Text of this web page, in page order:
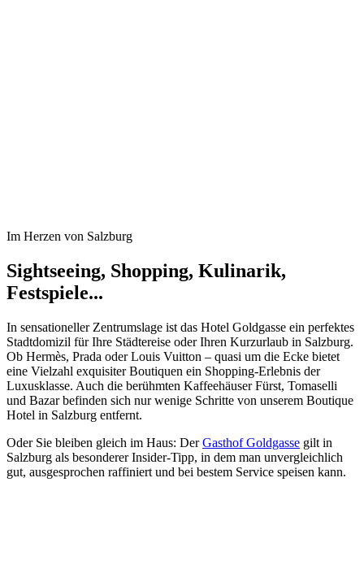
Im Herzen von Salzburg
Sightseeing, Shopping, Kulinarik,
Festspiele...
In sensationeller Zentrumslage ist das Hotel Goldgasse ein perfektes
Stadtdomizil für Ihre Städtereise oder Ihren Kurzurlaub in Salzburg.
Ob Hermès, Prada oder Louis Vuitton – quasi um die Ecke bietet
eine Vielzahl exquisiter Boutiquen ein Shopping-Erlebnis der
Luxusklasse. Auch die berühmten Kaffeehäuser Fürst, Tomaselli
und Bazar befinden sich nur wenige Schritte von unserem Boutique
Hotel in Salzburg entfernt.
Oder Sie bleiben gleich im Haus: DerGasthof Goldgasse gilt in
Salzburg als besonderer Insider-Tipp, in dem man unvergleichlich
gut, ausgesprochen raffiniert und bei bestem Service speisen kann.